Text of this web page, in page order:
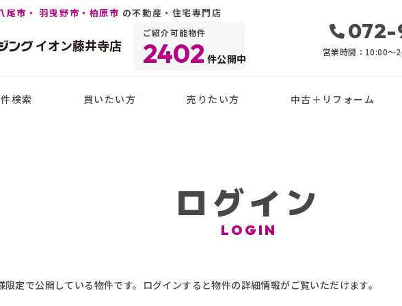
尾市・ 羽曳野市・柏原市 の不動産・住宅専門店
イオン藤井寺店
ご紹介可能物件
2402 件公開中
072-
営業時間：10:00〜
検索 買いたい方 売りたい方 中古＋リフォーム
ログイン
LOGIN
限定で公開している物件です。ログインすると物件の詳細情報がご覧いただけます。